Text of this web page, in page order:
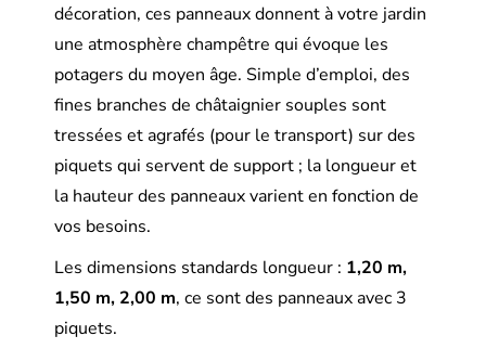
décoration, ces panneaux donnent à votre jardin
une atmosphère champêtre qui évoque les
potagers du moyen âge. Simple d’emploi, des
fines branches de châtaignier souples sont
tressées et agrafés (pour le transport) sur des
piquets qui servent de support ; la longueur et
la hauteur des panneaux varient en fonction de
vos besoins.
Les dimensions standards longueur : 1,20 m,
1,50 m, 2,00 m, ce sont des panneaux avec 3
piquets.